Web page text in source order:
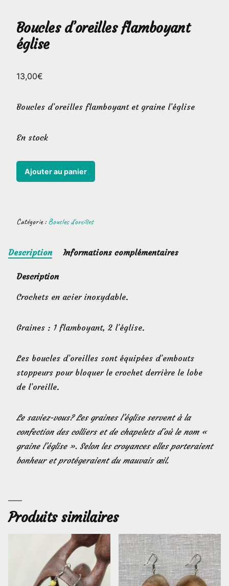
Boucles d’oreilles flamboyant
église
13,00€
Boucles d’oreilles flamboyant et graine l’église
En stock
quantité
de
flamboyant
Ajouter au panier
Catégorie :Boucles d'oreilles
Description Informations complémentaires
Description
Crochets en acier inoxydable.
Graines : 1 flamboyant, 2 l’église.
Les boucles d’oreilles sont équipées d’embouts
stoppeurs pour bloquer le crochet derrière le lobe
de l’oreille.
Le saviez-vous? Les graines l’église servent à la
confection des colliers et de chapelets d’où le nom «
graine l’église ». Selon les croyances elles porteraient
bonheur et protégeraient du mauvais œil.
Produits similaires